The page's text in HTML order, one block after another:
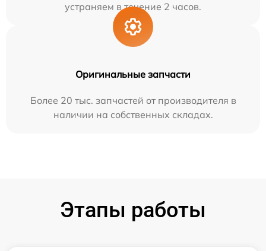
устраняем в течение 2 часов.
Оригинальные запчасти
Более 20 тыс. запчастей от производителя в
наличии на собственных складах.
Этапы работы